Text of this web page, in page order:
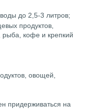
до 2,5-3 литров;
продуктов,
кофе и крепкий
овощей,
придерживаться на